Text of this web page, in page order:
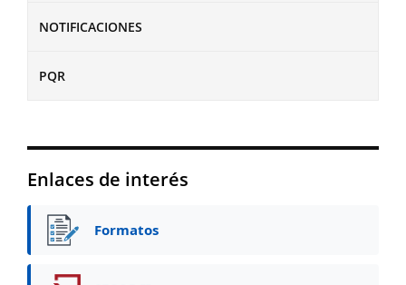
NOTIFICACIONES
PQR
Enlaces de interés
Formatos